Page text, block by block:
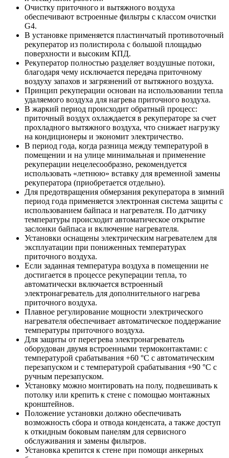
Очистку приточного и вытяжного воздуха
обеспечивают встроенные фильтры с классом очистки
G4.
В установке применяется пластинчатый противоточный
рекуператор из полистирола с большой площадью
поверхности и высоким КПД.
Рекуператор полностью разделяет воздушные потоки,
благодаря чему исключается передача приточному
воздуху запахов и загрязнений от вытяжного воздуха.
Принцип рекуперации основан на использовании тепла
удаляемого воздуха для нагрева приточного воздуха.
В жаркий период происходит обратный процесс:
приточный воздух охлаждается в рекуператоре за счет
прохладного вытяжного воздуха, что снижает нагрузку
на кондиционеры и экономит электричество.
В период года, когда разница между температурой в
помещении и на улице минимальная и применение
рекуперации нецелесообразно, рекомендуется
использовать «летнюю» вставку для временной замены
рекуператора (приобретается отдельно).
Для предотвращения обмерзания рекуператора в зимний
период года применяется электронная система защиты с
использованием байпаса и нагревателя. По датчику
температуры происходит автоматическое открытие
заслонки байпаса и включение нагревателя.
Установки оснащены электрическим нагревателем для
эксплуатации при пониженных температурах
приточного воздуха.
Если заданная температура воздуха в помещении не
достигается в процессе рекуперации тепла, то
автоматически включается встроенный
электронагреватель для дополнительного нагрева
приточного воздуха.
Плавное регулирование мощности электрического
нагревателя обеспечивает автоматическое поддержание
температуры приточного воздуха.
Для защиты от перегрева электронагреватель
оборудован двумя встроенными термоконтактами: с
температурой срабатывания +60 °С с автоматическим
перезапуском и с температурой срабатывания +90 °С с
ручным перезапуском.
Установку можно монтировать на полу, подвешивать к
потолку или крепить к стене с помощью монтажных
кронштейнов.
Положение установки должно обеспечивать
возможность сбора и отвода конденсата, а также доступ
к откидным боковым панелям для сервисного
обслуживания и замены фильтров.
Установка крепится к стене при помощи анкерных